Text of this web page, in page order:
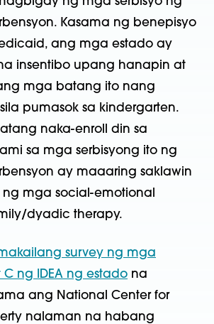
Kasama ng benepisyo
ang mga estado ay
insentibo upang hanapin at
mga batang ito nang
pumasok sa kindergarten.
naka-enroll din sa
sa mga serbisyong ito ng
ay maaaring saklawin
ng mga social-emotional
dyadic therapy.
survey ng mga
C ng IDEA ng estado na
ang National Center for
nalaman na habang